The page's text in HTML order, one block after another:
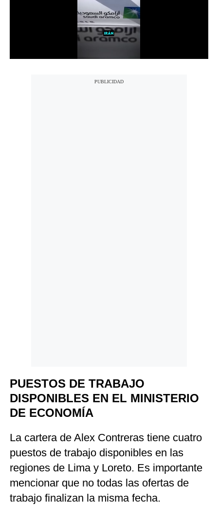
PUESTOS DE TRABAJO
DISPONIBLES EN EL MINISTERIO
DE ECONOMÍA
La cartera de Alex Contreras tiene cuatro
puestos de trabajo disponibles en las
regiones de Lima y Loreto. Es importante
mencionar que no todas las ofertas de
trabajo finalizan la misma fecha.